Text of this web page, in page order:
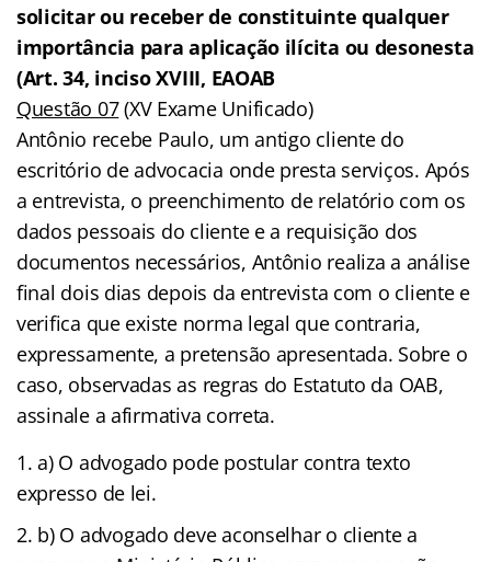
solicitar ou receber de constituinte qualquer
importância para aplicação ilícita ou desonesta
(Art. 34, inciso XVIII, EAOAB
Questão 07(XV Exame Unificado)
Antônio recebe Paulo, um antigo cliente do
escritório de advocacia onde presta serviços. Após
a entrevista, o preenchimento de relatório com os
dados pessoais do cliente e a requisição dos
documentos necessários, Antônio realiza a análise
final dois dias depois da entrevista com o cliente e
verifica que existe norma legal que contraria,
expressamente, a pretensão apresentada. Sobre o
caso, observadas as regras do Estatuto da OAB,
assinale a afirmativa correta.
a) O advogado pode postular contra texto
expresso de lei.
b) O advogado deve aconselhar o cliente a